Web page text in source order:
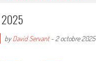
2025
byDavid Servant- 2 octobre 2025